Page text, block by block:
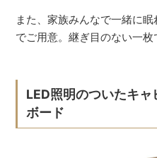
また、家族みんなで一緒に
でご用意。継ぎ目のない一枚
LED照明のついたキ
ボード